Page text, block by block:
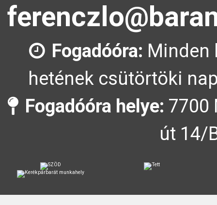
Fogadóóra: Minden
hetének csütörtöki
Fogadóóra helye: 7700
út 14/